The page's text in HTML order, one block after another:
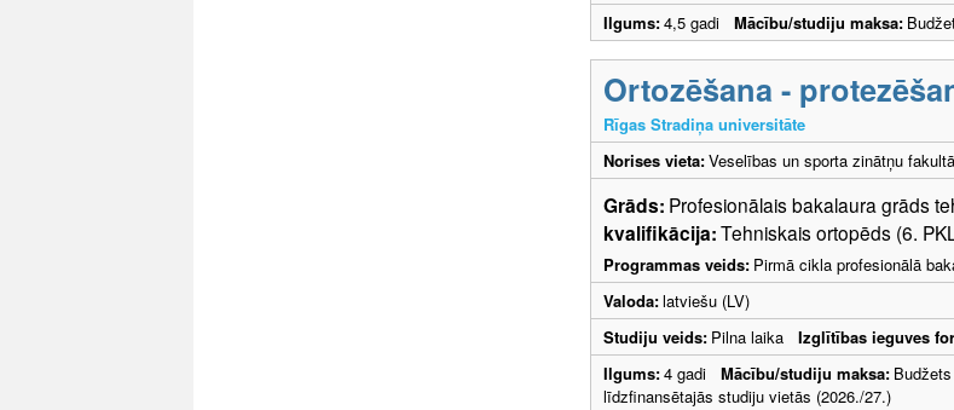
Ilgums:4,5 gadi Mācību/studiju maksa:
Ortozēšana -
Rīgas Stradiņa universitāte
Norises vieta:Veselības un sporta zinātņu
Grāds: Profesionālais bakalaura grāds
kvalifikācija:Tehniskais ortopēds (6.
Programmas veids: Pirmā cikla profesionālā
Valoda:latviešu (LV)
Studiju veids: Pilna laika Izglītības ieguves
Ilgums:4 gadi Mācību/studiju maksa:
līdzfinansētajās studiju vietās (2026./27.)